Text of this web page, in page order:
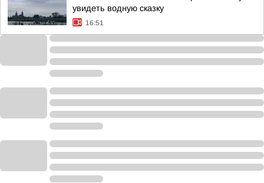
увидеть водную сказку
16:51